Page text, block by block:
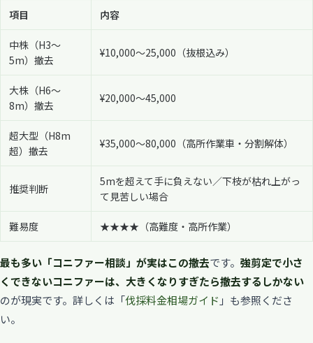
項目 内容
中株（H3〜
5m）撤去
¥10,000〜25,000（抜根込み）
大株（H6〜
8m）撤去
¥20,000〜45,000
超大型（H8m
超）撤去
¥35,000〜80,000（高所作業車・分割解体）
推奨判断
5mを超えて手に負えない／下枝が枯れ上がっ
て見苦しい場合
難易度 ★★★★（高難度・高所作業）
最も多い「コニファー相談」が実はこの撤去です。 強剪定で小さ
くできないコニファーは、大きくなりすぎたら撤去するしかない
のが現実です。詳しくは「伐採料金相場ガイド 」も参照くださ
い。